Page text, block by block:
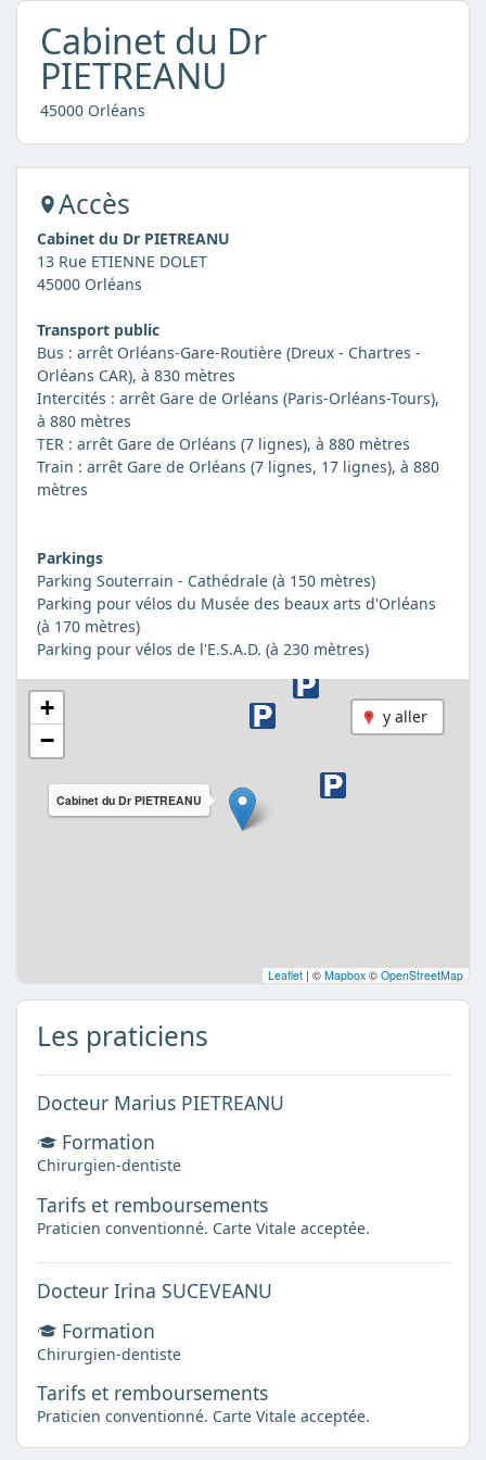
Cabinet du Dr
PIETREANU
45000 Orléans
Accès
Cabinet du Dr PIETREANU
13 Rue ETIENNE DOLET
45000 Orléans
Transport public
Bus : arrêt Orléans-Gare-Routière (Dreux - Chartres -
Orléans CAR), à 830 mètres
Intercités : arrêt Gare de Orléans (Paris-Orléans-Tours),
à 880 mètres
TER : arrêt Gare de Orléans (7 lignes), à 880 mètres
Train : arrêt Gare de Orléans (7 lignes, 17 lignes), à 880
mètres
Parkings
Parking Souterrain - Cathédrale (à 150 mètres)
Parking pour vélos du Musée des beaux arts d'Orléans
(à 170 mètres)
Parking pour vélos de l'E.S.A.D. (à 230 mètres)
y aller
Cabinet du Dr PIETREANU
+
−
Leaflet | © Mapbox © OpenStreetMap
Les praticiens
Docteur Marius PIETREANU
Formation
Chirurgien-dentiste
Tarifs et remboursements
Praticien conventionné. Carte Vitale acceptée.
Docteur Irina SUCEVEANU
Formation
Chirurgien-dentiste
Tarifs et remboursements
Praticien conventionné. Carte Vitale acceptée.